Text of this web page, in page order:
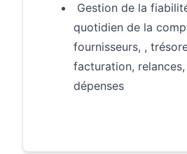
Gestion de la
quotidien de la
fournisseurs, ,
facturation,
dépenses